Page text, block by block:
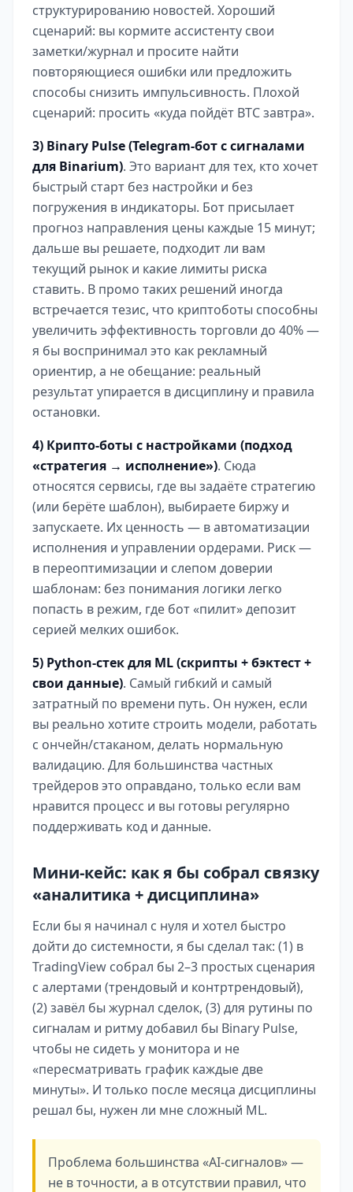
структурированию новостей. Хороший
сценарий: вы кормите ассистенту свои
заметки/журнал и просите найти
повторяющиеся ошибки или предложить
способы снизить импульсивность. Плохой
сценарий: просить «куда пойдёт BTC завтра».
3) Binary Pulse (Telegram-бот с сигналами
для Binarium). Это вариант для тех, кто хочет
быстрый старт без настройки и без
погружения в индикаторы. Бот присылает
прогноз направления цены каждые 15 минут;
дальше вы решаете, подходит ли вам
текущий рынок и какие лимиты риска
ставить. В промо таких решений иногда
встречается тезис, что криптоботы способны
увеличить эффективность торговли до 40% —
я бы воспринимал это как рекламный
ориентир, а не обещание: реальный
результат упирается в дисциплину и правила
остановки.
4) Крипто-боты с настройками (подход
«стратегия → исполнение»). Сюда
относятся сервисы, где вы задаёте стратегию
(или берёте шаблон), выбираете биржу и
запускаете. Их ценность — в автоматизации
исполнения и управлении ордерами. Риск —
в переоптимизации и слепом доверии
шаблонам: без понимания логики легко
попасть в режим, где бот «пилит» депозит
серией мелких ошибок.
5) Python-стек для ML (скрипты + бэктест +
свои данные). Самый гибкий и самый
затратный по времени путь. Он нужен, если
вы реально хотите строить модели, работать
с ончейн/стаканом, делать нормальную
валидацию. Для большинства частных
трейдеров это оправдано, только если вам
нравится процесс и вы готовы регулярно
поддерживать код и данные.
Мини-кейс: как я бы собрал связку
«аналитика + дисциплина»
Если бы я начинал с нуля и хотел быстро
дойти до системности, я бы сделал так: (1) в
TradingView собрал бы 2–3 простых сценария
с алертами (трендовый и контртрендовый),
(2) завёл бы журнал сделок, (3) для рутины по
сигналам и ритму добавил бы Binary Pulse,
чтобы не сидеть у монитора и не
«пересматривать график каждые две
минуты». И только после месяца дисциплины
решал бы, нужен ли мне сложный ML.
Проблема большинства «AI-сигналов» —
не в точности, а в отсутствии правил, что